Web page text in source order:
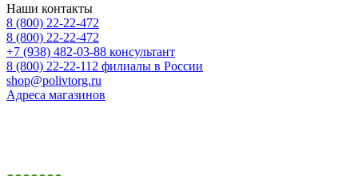
Наши контакты
8 (800) 22-22-472
8 (800) 22-22-472
+7 (938) 482-03-88 консультант
8 (800) 22-22-112 филиалы в России
shop@polivtorg.ru
Адреса магазинов